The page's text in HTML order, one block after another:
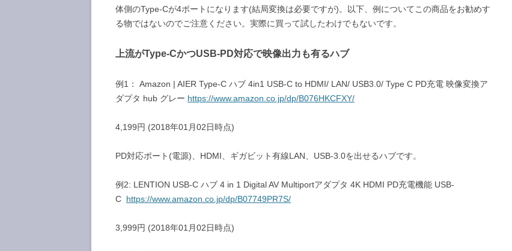
体側のType-Cが4ポートになります(結局変換は必要ですが)。以下、例についてこの商品をお勧めす
る物ではないのでご注意ください。実際に買って試したわけでもないです。
上流がType-CかつUSB-PD対応で映像出力も有るハブ
例1： Amazon | AIER Type-C ハブ 4in1 USB-C to HDMI/ LAN/ USB3.0/ Type C PD充電 映像変換ア
ダプタ hub グレー https://www.amazon.co.jp/dp/B076HKCFXY/
4,199円 (2018年01月02日時点)
PD対応ポート(電源)、HDMI、ギガビット有線LAN、USB-3.0を出せるハブです。
例2: LENTION USB-C ハブ 4 in 1 Digital AV Multiportアダプタ 4K HDMI PD充電機能 USB-
C https://www.amazon.co.jp/dp/B07749PR7S/
3,999円 (2018年01月02日時点)